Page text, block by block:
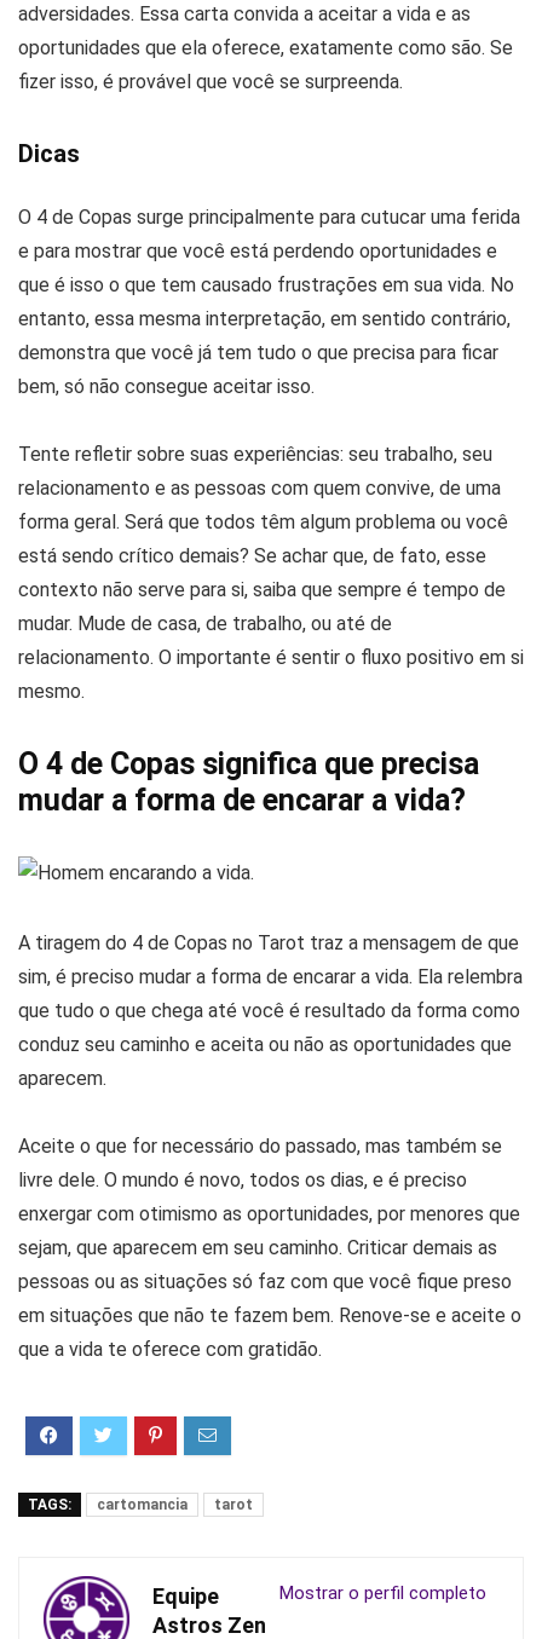
adversidades. Essa carta convida a aceitar a vida e as
oportunidades que ela oferece, exatamente como são. Se
fizer isso, é provável que você se surpreenda.
Dicas
O 4 de Copas surge principalmente para cutucar uma ferida
e para mostrar que você está perdendo oportunidades e
que é isso o que tem causado frustrações em sua vida. No
entanto, essa mesma interpretação, em sentido contrário,
demonstra que você já tem tudo o que precisa para ficar
bem, só não consegue aceitar isso.
Tente refletir sobre suas experiências: seu trabalho, seu
relacionamento e as pessoas com quem convive, de uma
forma geral. Será que todos têm algum problema ou você
está sendo crítico demais? Se achar que, de fato, esse
contexto não serve para si, saiba que sempre é tempo de
mudar. Mude de casa, de trabalho, ou até de
relacionamento. O importante é sentir o fluxo positivo em si
mesmo.
O 4 de Copas significa que precisa
mudar a forma de encarar a vida?
A tiragem do 4 de Copas no Tarot traz a mensagem de que
sim, é preciso mudar a forma de encarar a vida. Ela relembra
que tudo o que chega até você é resultado da forma como
conduz seu caminho e aceita ou não as oportunidades que
aparecem.
Aceite o que for necessário do passado, mas também se
livre dele. O mundo é novo, todos os dias, e é preciso
enxergar com otimismo as oportunidades, por menores que
sejam, que aparecem em seu caminho. Criticar demais as
pessoas ou as situações só faz com que você fique preso
em situações que não te fazem bem. Renove-se e aceite o
que a vida te oferece com gratidão.
TAGS: cartomancia tarot
Mostrar o perfil completo
Equipe
Astros Zen